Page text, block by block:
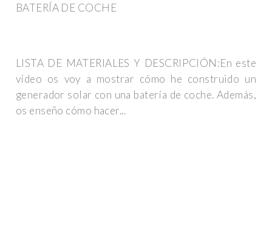
BATERÍA DE COCHE
LISTA DE MATERIALES Y DESCRIPCIÓN:En este
vídeo os voy a mostrar cómo he construido un
generador solar con una batería de coche. Además,
os enseño cómo hacer...